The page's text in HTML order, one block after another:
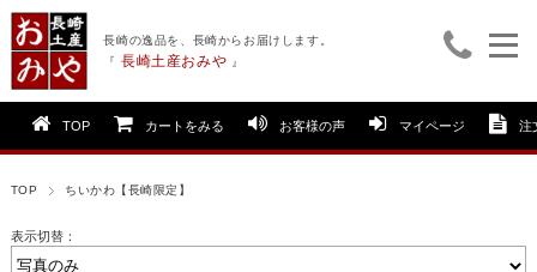
長崎の逸品を、長崎からお届けします。
『 長崎土産おみや 』
TOP カートをみる お客様の声 マイページ 注
TOP ちいかわ【長崎限定】
表示切替：